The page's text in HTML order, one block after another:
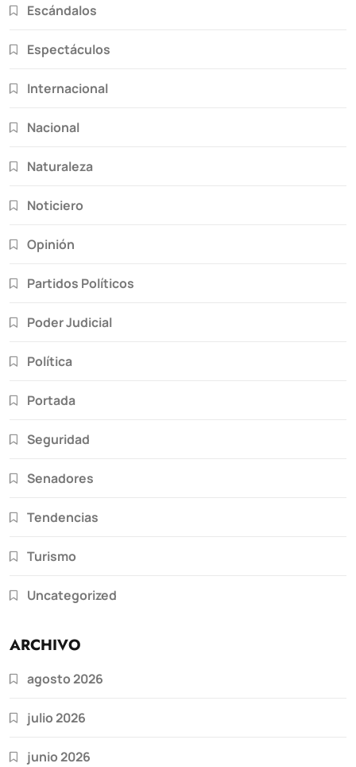
Escándalos
Espectáculos
Internacional
Nacional
Naturaleza
Noticiero
Opinión
Partidos Políticos
Poder Judicial
Política
Portada
Seguridad
Senadores
Tendencias
Turismo
Uncategorized
ARCHIVO
agosto 2026
julio 2026
junio 2026